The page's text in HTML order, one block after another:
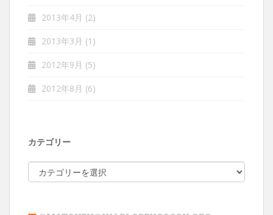
2013年4月 (2)
2013年3月 (1)
2012年9月 (5)
2012年8月 (6)
カテゴリー
テ